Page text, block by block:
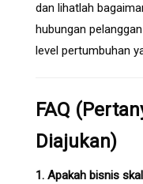
dan lihatlah
hubungan
level pertumbuhan
FAQ
Diajukan)
1. Apakah bisnis